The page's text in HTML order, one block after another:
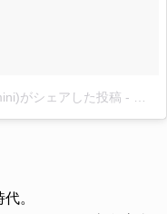
がシェアした投稿 - 2017
。